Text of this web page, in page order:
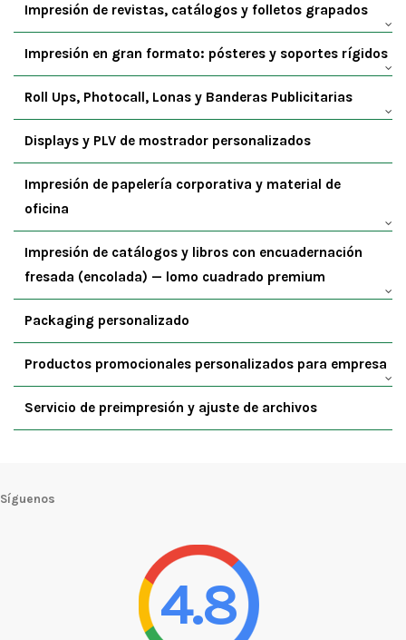
Impresión de revistas, catálogos y folletos grapados
Impresión en gran formato: pósteres y soportes rígidos
Roll Ups, Photocall, Lonas y Banderas Publicitarias
Displays y PLV de mostrador personalizados
Impresión de papelería corporativa y material de
oficina
Impresión de catálogos y libros con encuadernación
fresada (encolada) — lomo cuadrado premium
Packaging personalizado
Productos promocionales personalizados para empresa
Servicio de preimpresión y ajuste de archivos
Síguenos
4.8